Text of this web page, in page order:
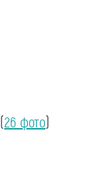
(26 фото)